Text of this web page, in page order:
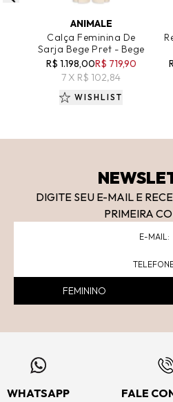
ADICIONAR AO CARRINHO
ANIMALE
Calça Feminina De
Sarja Bege Pret - Bege
R$ 1.198,00R$ 719,90
7 X R$ 102,84
WISHLIST
DIGITE SEU E-MAIL E
PRIMEIRA
FEMININO
WHATSAPP FALE